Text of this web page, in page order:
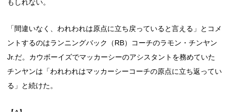
もしれない。
「間違いなく、われわれは原点に立ち戻っていると言える」とコメ
ントするのはランニングバック（RB）コーチのラモン・チンヤン
Jr.だ。カウボーイズでマッカーシーのアシスタントを務めていた
チンヤンは「われわれはマッカーシーコーチの原点に立ち返ってい
る」と続けた。